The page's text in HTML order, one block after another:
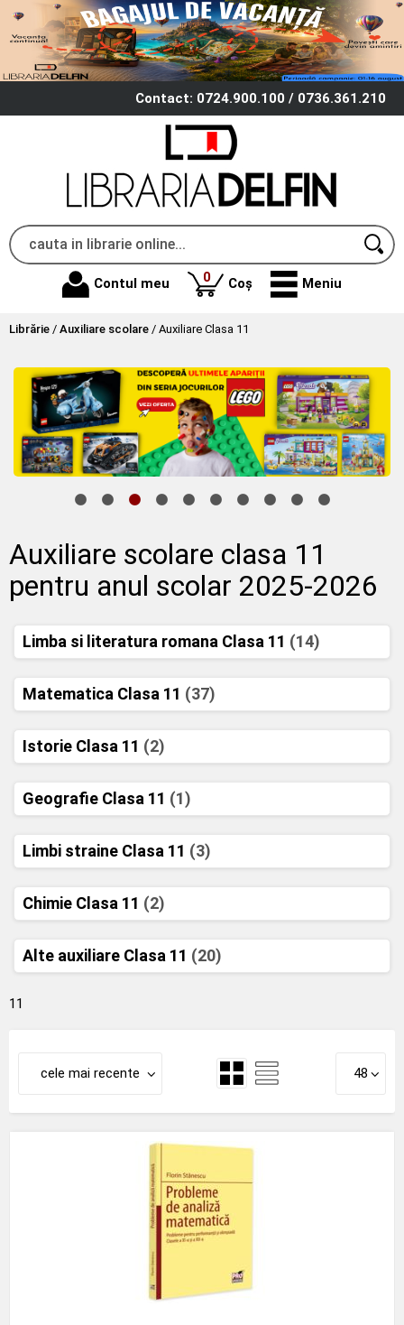
Contact: 0724.900.100 / 0736.361.210
Contul meu 0produse
Coș Meniu
Librărie / Auxiliare scolare / Auxiliare Clasa 11
Auxiliare scolare clasa 11
pentru anul scolar 2025-2026
Limba si literatura romana Clasa 11 (14)
Matematica Clasa 11 (37)
Istorie Clasa 11 (2)
Geografie Clasa 11 (1)
Limbi straine Clasa 11 (3)
Chimie Clasa 11 (2)
Alte auxiliare Clasa 11 (20)
11
cele mai recente 48